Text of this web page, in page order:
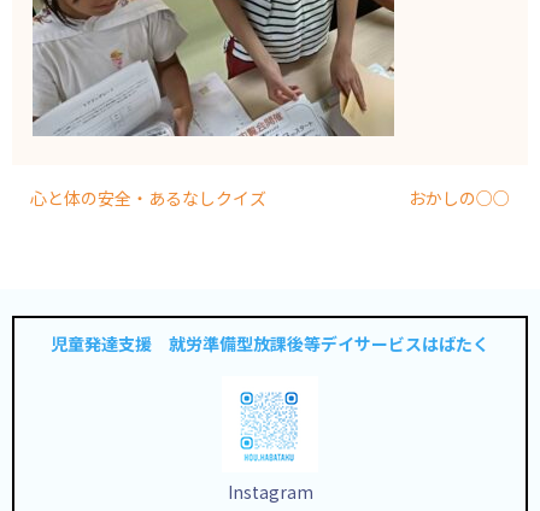
心と体の安全・あるなしクイズ おかしの○○
児童発達支援 就労準備型放課後等デイサービスはばたく
Instagram